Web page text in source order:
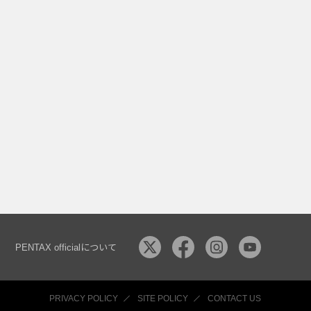
PENTAX officialについて
PRIVACY POLICY SITE POLICY CONTACT US